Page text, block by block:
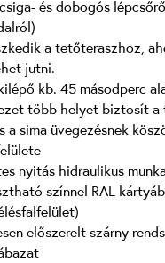
és dobogós
a tetőteraszhoz,
jutni.
kb. 45 másodperc
több helyet biztosít a
a sima üvegezésnek
nyitás hidraulikus
színnel RAL
előszerelt szárny